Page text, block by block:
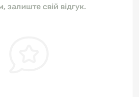
залиште свій відгук.